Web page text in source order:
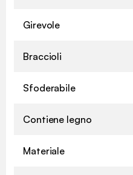
Girevole
Braccioli
Sfoderabile
Contiene legno
Materiale